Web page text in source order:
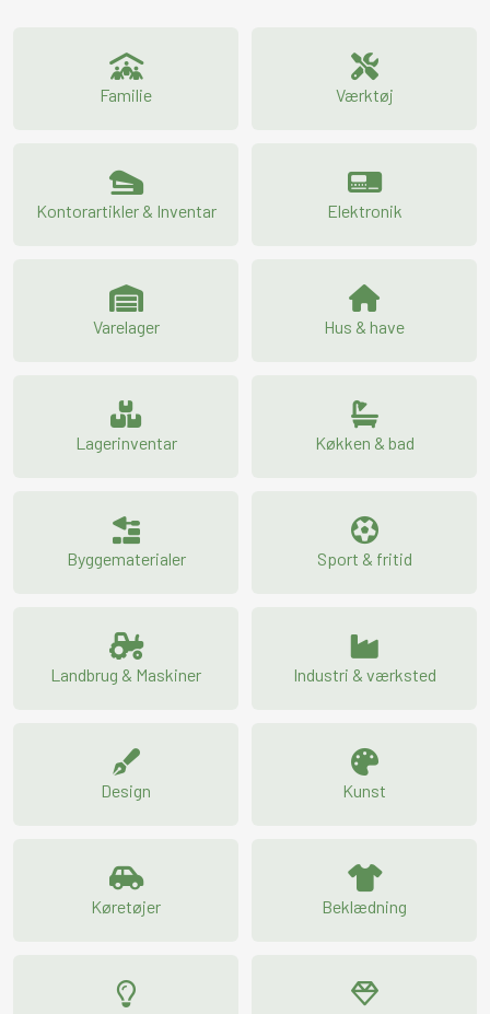
Familie Værktøj
Kontorartikler & Inventar Elektronik
Varelager Hus & have
Lagerinventar Køkken & bad
Byggematerialer Sport & fritid
Landbrug & Maskiner Industri & værksted
Design Kunst
Køretøjer Beklædning